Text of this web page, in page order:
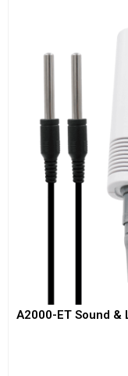
A2000-ET Sound